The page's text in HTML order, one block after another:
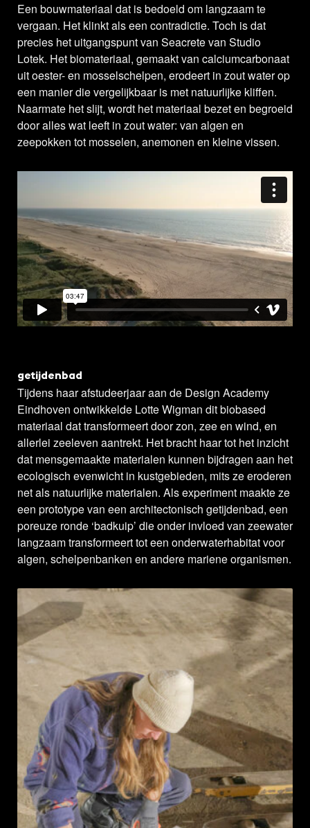
Een bouwmateriaal dat is bedoeld om langzaam te
vergaan. Het klinkt als een contradictie. Toch is dat
precies het uitgangspunt van Seacrete van Studio
Lotek. Het biomateriaal, gemaakt van calciumcarbonaat
uit oester- en mosselschelpen, erodeert in zout water op
een manier die vergelijkbaar is met natuurlijke kliffen.
Naarmate het slijt, wordt het materiaal bezet en begroeid
door alles wat leeft in zout water: van algen en
zeepokken tot mosselen, anemonen en kleine vissen.
getijdenbad
Tijdens haar afstudeerjaar aan de Design Academy
Eindhoven ontwikkelde Lotte Wigman dit biobased
materiaal dat transformeert door zon, zee en wind, en
allerlei zeeleven aantrekt. Het bracht haar tot het inzicht
dat mensgemaakte materialen kunnen bijdragen aan het
ecologisch evenwicht in kustgebieden, mits ze eroderen
net als natuurlijke materialen. Als experiment maakte ze
een prototype van een architectonisch getijdenbad, een
poreuze ronde ‘badkuip’ die onder invloed van zeewater
langzaam transformeert tot een onderwaterhabitat voor
algen, schelpenbanken en andere mariene organismen.